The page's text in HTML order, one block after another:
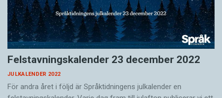
Felstavningskalender 23 december 2022
JULKALENDER 2022
För andra året i följd är Språktidningens julkalender en